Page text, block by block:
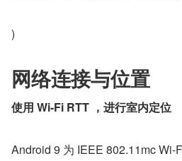
)
网络连接与位置
使用 Wi-Fi RTT ，进行室内定位
Android 9 为 IEEE 802.11mc Wi-